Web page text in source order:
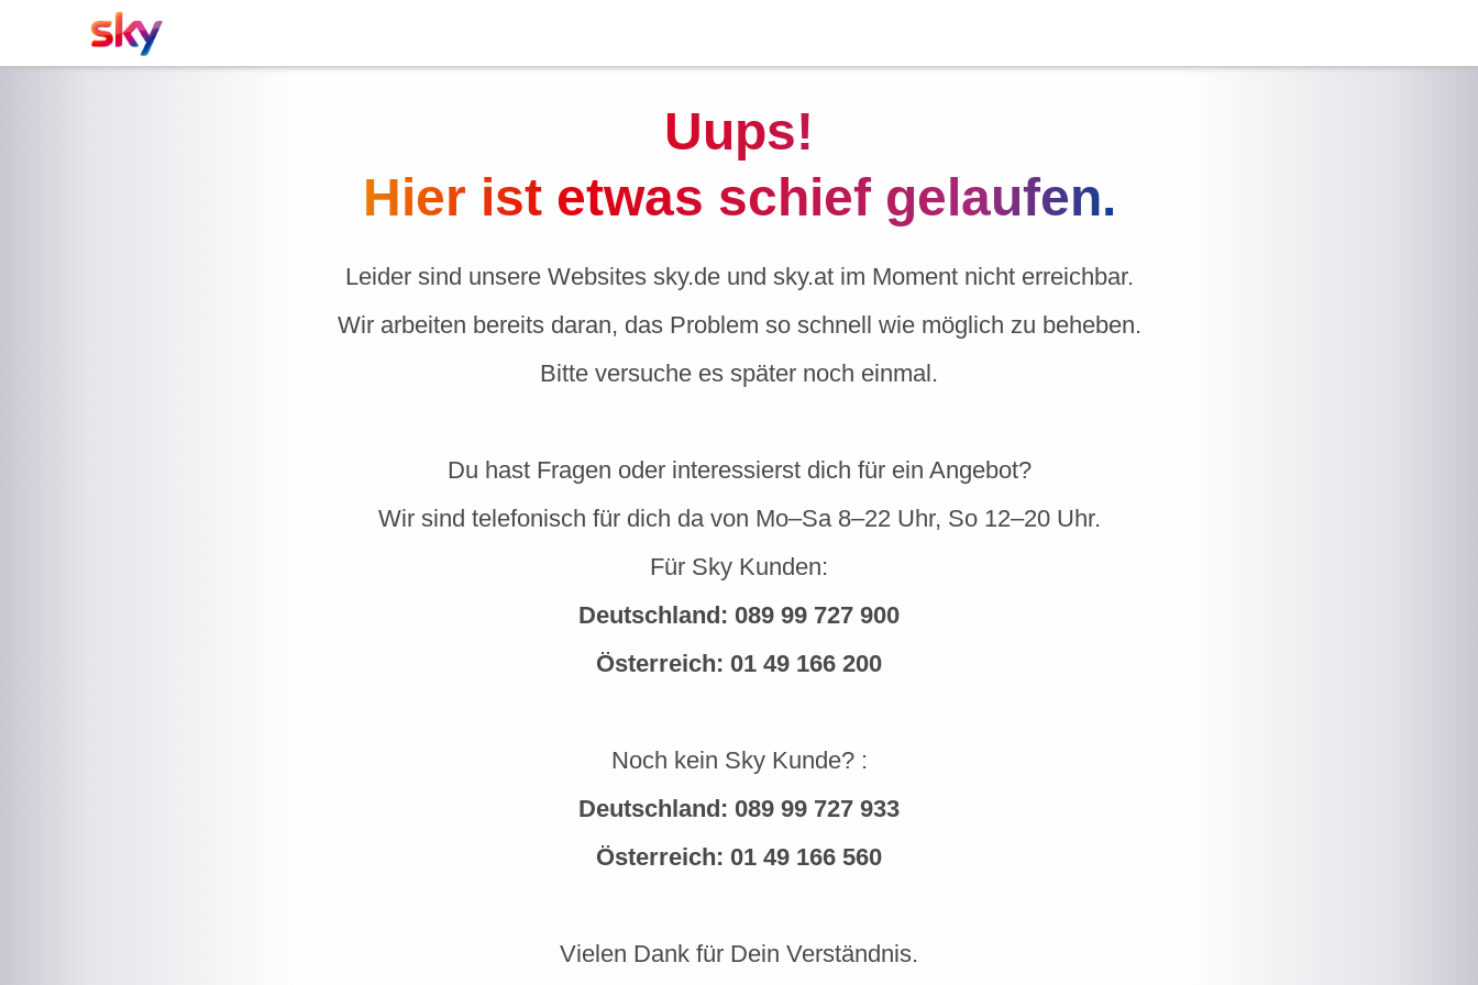
Uups!
Hier ist etwas schief gelaufen.
Leider sind unsere Websites sky.de und sky.at im Moment nicht erreichbar.
Wir arbeiten bereits daran, das Problem so schnell wie möglich zu beheben.
Bitte versuche es später noch einmal.
Du hast Fragen oder interessierst dich für ein Angebot?
Wir sind telefonisch für dich da von Mo–Sa 8–22 Uhr, So 12–20 Uhr.
Für Sky Kunden:
Deutschland: 089 99 727 900
Österreich: 01 49 166 200
Noch kein Sky Kunde? :
Deutschland: 089 99 727 933
Österreich: 01 49 166 560
Vielen Dank für Dein Verständnis.